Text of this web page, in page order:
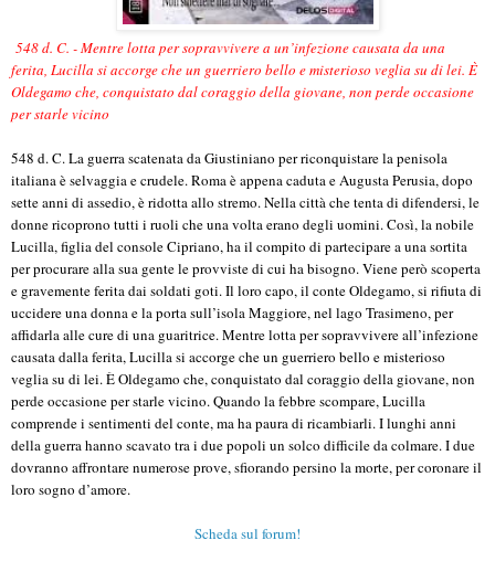
548 d. C. - Mentre lotta per sopravvivere a un’infezione causata da una
ferita, Lucilla si accorge che un guerriero bello e misterioso veglia su di lei. È
Oldegamo che, conquistato dal coraggio della giovane, non perde occasione
per starle vicino
548 d. C. La guerra scatenata da Giustiniano per riconquistare la penisola
italiana è selvaggia e crudele. Roma è appena caduta e Augusta Perusia, dopo
sette anni di assedio, è ridotta allo stremo. Nella città che tenta di difendersi, le
donne ricoprono tutti i ruoli che una volta erano degli uomini. Così, la nobile
Lucilla, figlia del console Cipriano, ha il compito di partecipare a una sortita
per procurare alla sua gente le provviste di cui ha bisogno. Viene però scoperta
e gravemente ferita dai soldati goti. Il loro capo, il conte Oldegamo, si rifiuta di
uccidere una donna e la porta sull’isola Maggiore, nel lago Trasimeno, per
affidarla alle cure di una guaritrice. Mentre lotta per sopravvivere all’infezione
causata dalla ferita, Lucilla si accorge che un guerriero bello e misterioso
veglia su di lei. È Oldegamo che, conquistato dal coraggio della giovane, non
perde occasione per starle vicino. Quando la febbre scompare, Lucilla
comprende i sentimenti del conte, ma ha paura di ricambiarli. I lunghi anni
della guerra hanno scavato tra i due popoli un solco difficile da colmare. I due
dovranno affrontare numerose prove, sfiorando persino la morte, per coronare il
loro sogno d’amore.
Scheda sul forum!